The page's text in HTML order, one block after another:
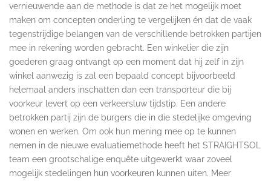
vernieuwende aan de methode is dat ze het mogelijk moet
maken om concepten onderling te vergelijken én dat de vaak
tegenstrijdige belangen van de verschillende betrokken partijen
mee in rekening worden gebracht. Een winkelier die zijn
goederen graag ontvangt op een moment dat hij zelf in zijn
winkel aanwezig is zal een bepaald concept bijvoorbeeld
helemaal anders inschatten dan een transporteur die bij
voorkeur levert op een verkeersluw tijdstip. Een andere
betrokken partij zijn de burgers die in die stedelijke omgeving
wonen en werken. Om ook hun mening mee op te kunnen
nemen in de nieuwe evaluatiemethode heeft het STRAIGHTSOL
team een grootschalige enquête uitgewerkt waar zoveel
mogelijk stedelingen hun voorkeuren kunnen uiten. Meer